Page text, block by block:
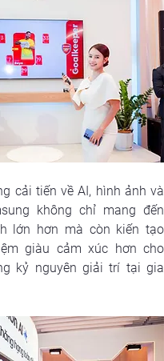
cải tiến về AI, hình ảnh và
không chỉ mang đến
lớn hơn mà còn kiến tạo
giàu cảm xúc hơn cho
kỷ nguyên giải trí tại gia